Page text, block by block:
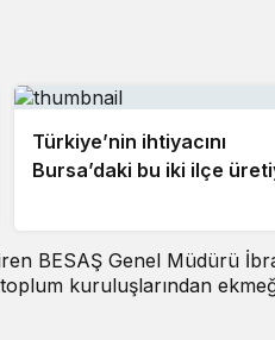
Türkiye’nin ihtiyacını
Bursa’daki bu iki ilçe
BESAŞ Genel Müdürü
kuruluşlarından